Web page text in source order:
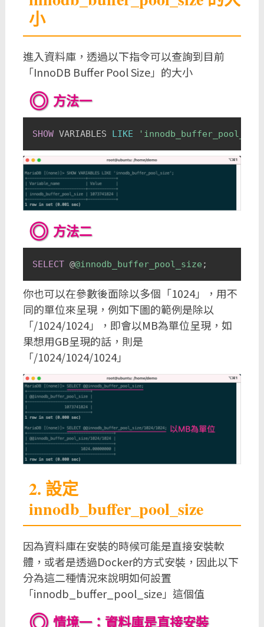
小
進入資料庫，透過以下指令可以查詢到目前
「InnoDB Buffer Pool Size」的大小
方法一
SHOW VARIABLES LIKE
方法二
SELECT @@innodb_buffer_pool_size ;
你也可以在參數後面除以多個「1024」，用不
同的單位來呈現，例如下圖的範例是除以
「/1024/1024」，即會以MB為單位呈現，如
果想用GB呈現的話，則是
「/1024/1024/1024」
2. 設定
innodb_buffer_pool_size
因為資料庫在安裝的時候可能是直接安裝軟
體，或者是透過Docker的方式安裝，因此以下
分為這二種情況來說明如何設置
「innodb_buffer_pool_size」這個值
情境一：資料庫是直接安裝